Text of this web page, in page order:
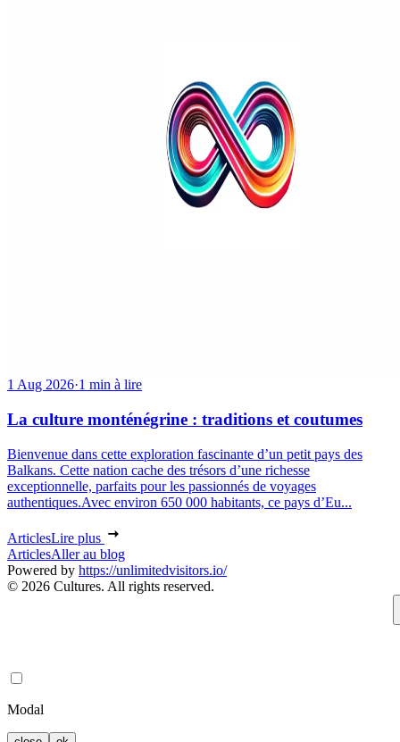
1 Aug 2026·1 min à lire
La culture monténégrine : traditions et coutumes
Bienvenue dans cette exploration fascinante d’un petit pays des
Balkans. Cette nation cache des trésors d’une richesse
exceptionnelle, parfaits pour les passionnés de voyages
authentiques.Avec environ 650 000 habitants, ce pays d’Eu...
ArticlesLire plus
ArticlesAller au blog
Powered by https://unlimitedvisitors.io/
© 2026 Cultures. All rights reserved.
Modal